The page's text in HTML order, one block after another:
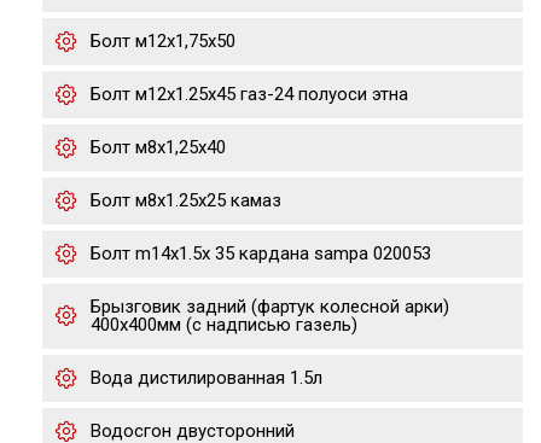
Болт м12х1,75х50
Болт м12х1.25х45 газ-24 полуоси этна
Болт м8х1,25х40
Болт м8х1.25х25 камаз
Болт m14x1.5x 35 кардана sampa 020053
Брызговик задний (фартук колесной арки)
400х400мм (с надписью газель)
Вода дистилированная 1.5л
Водосгон двусторонний